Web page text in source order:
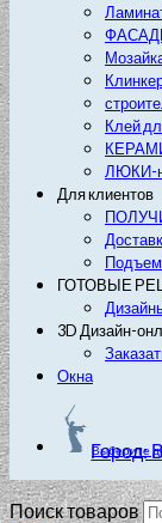
Клей
ЛЮКИ-
Для клиентов
Подъем
ГОТОВЫЕ
3D Дизайн-
Окна
Город:
Выберите
Поиск товаров